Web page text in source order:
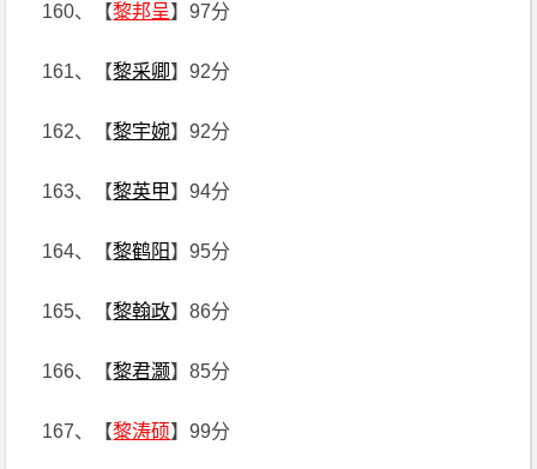
160、【黎邦呈】97分
161、【黎采卿】92分
162、【黎宇婉】92分
163、【黎英甲】94分
164、【黎鹤阳】95分
165、【黎翰政】86分
166、【黎君灏】85分
167、【黎涛硕】99分